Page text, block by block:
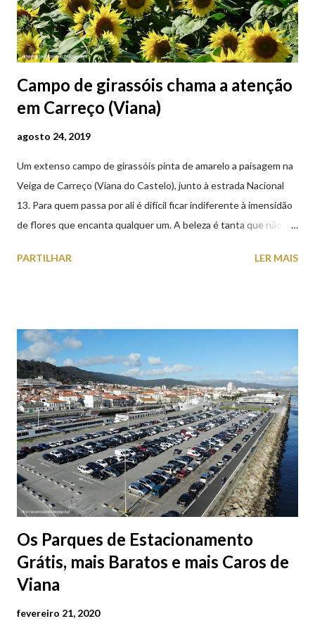
Campo de girassóis chama a atenção
em Carreço (Viana)
agosto 24, 2019
Um extenso campo de girassóis pinta de amarelo a paisagem na
Veiga de Carreço (Viana do Castelo), junto à estrada Nacional
13. Para quem passa por ali é difícil ficar indiferente à imensidão
de flores que encanta qualquer um. A beleza é tanta que não
aproveite a paisagem como cenário para tirar algumas
PARTILHAR LER MAIS
Os Parques de Estacionamento
Grátis, mais Baratos e mais Caros de
Viana
fevereiro 21, 2020